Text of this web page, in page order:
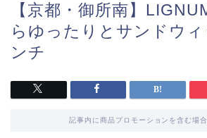
【京都・御所南】
らゆったりとサンドウ
ンチ
記事内に商品プロモーションを含む場